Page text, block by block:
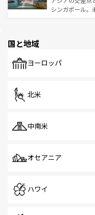
ける。 な
そう。 な
シンガポール。
で、ホーカーズ
国と地域
ヨーロッパ
北米
中南米
オセアニア
ハワイ